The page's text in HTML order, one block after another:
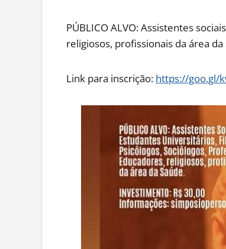
PÚBLICO ALVO: Assistentes
religiosos, profissionais da área
Link para inscrição: https://goo.gl/